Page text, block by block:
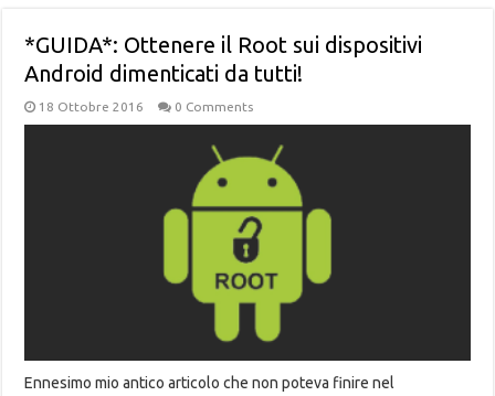
*GUIDA*: Ottenere il Root sui dispositivi
Android dimenticati da tutti!
18 Ottobre 2016 0 Comments
Ennesimo mio antico articolo che non poteva finire nel